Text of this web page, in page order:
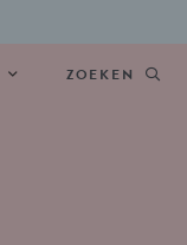
ZOEKEN